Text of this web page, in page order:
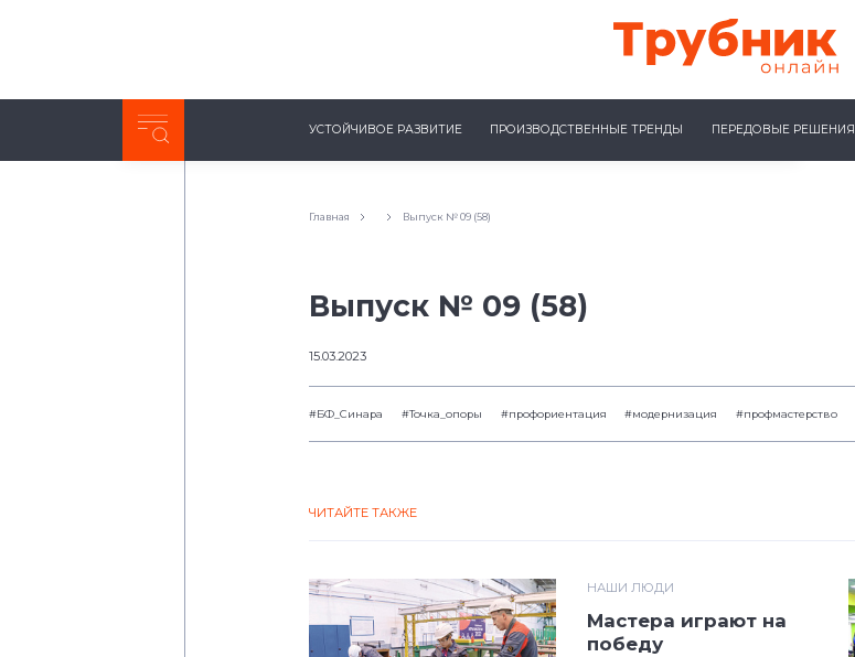
Неделя с ТМК. Выпуск №27 (225)
УСТОЙЧИВОЕ РАЗВИТИЕ ПРОИЗВОДСТВЕННЫЕ ТРЕНДЫ ПЕРЕДОВЫЕ РЕШЕНИЯ
Главная Выпуск № 09 (58)
Выпуск № 09 (58)
15.03.2023
#БФ_Синарa #Точка_опоры #профориентация #модернизация #профмастерство
ЧИТАЙТЕ ТАКЖЕ
НАШИ ЛЮДИ
Мастера играют на
победу